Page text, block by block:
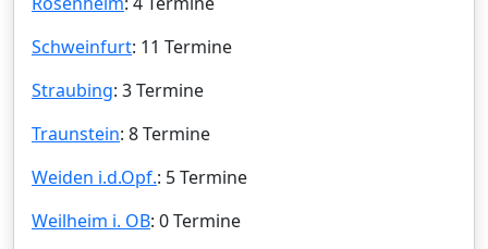
Schweinfurt: 11 Termine
Straubing: 3 Termine
Traunstein: 8 Termine
Weiden i.d.Opf.: 5 Termine
Weilheim i. OB: 0 Termine